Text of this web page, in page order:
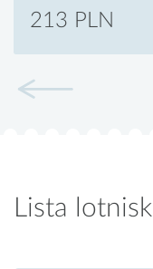
213 PLN
Lista lotnisk